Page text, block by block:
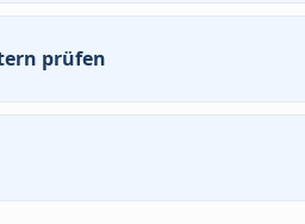
die Leistung im Ernstfall
prüfen
Ihre Altersrückstellungen.